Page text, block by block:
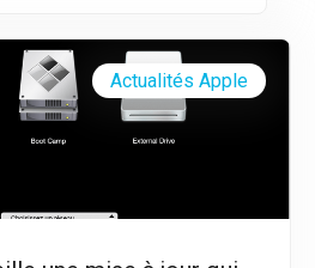
Actualités Apple